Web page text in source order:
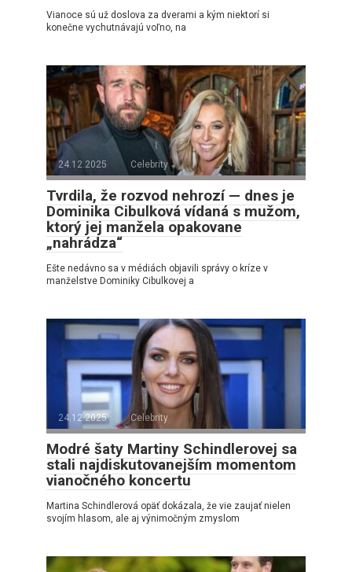
Vianoce sú už doslova za dverami a kým niektorí si
konečne vychutnávajú voľno, na
24.12.2025 Celebrity
Tvrdila, že rozvod nehrozí — dnes je
Dominika Cibulková vídaná s mužom,
ktorý jej manžela opakovane
„nahrádza“
Ešte nedávno sa v médiách objavili správy o kríze v
manželstve Dominiky Cibulkovej a
24.12.2025 Celebrity
Modré šaty Martiny Schindlerovej sa
stali najdiskutovanejším momentom
vianočného koncertu
Martina Schindlerová opäť dokázala, že vie zaujať nielen
svojím hlasom, ale aj výnimočným zmyslom